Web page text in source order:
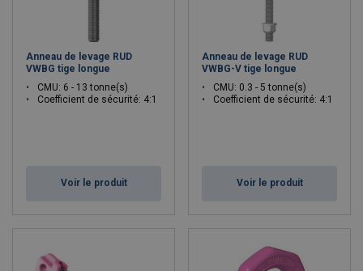
Anneau de levage RUD
VWBG tige longue
CMU: 6 - 13 tonne(s)
Coefficient de sécurité: 4:1
Voir le produit
Anneau de levage RUD
VWBG-V tige longue
CMU: 0.3 - 5 tonne(s)
Coefficient de sécurité: 4:1
Voir le produit